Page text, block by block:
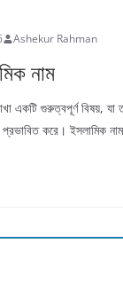
Ashekur Rahman
নাম
একটি গুরুত্বপূর্ণ বিষয়,
প্রভাবিত করে। ইসলামিক